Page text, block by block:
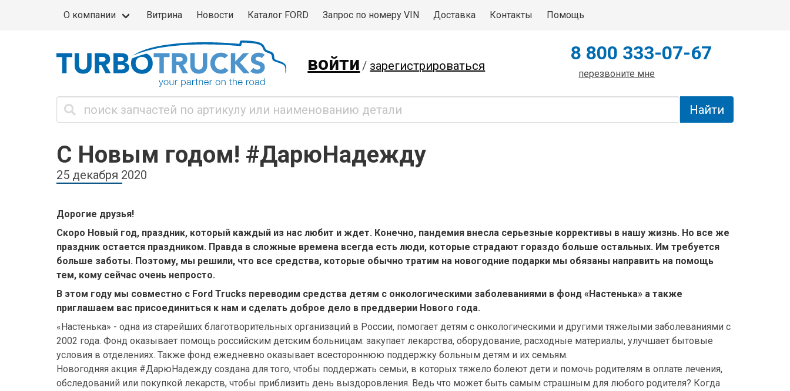
О компании Витрина Новости Каталог FORD Запрос по номеру VIN Доставка Контакты Помощь
войти / зарегистрироваться
8 800 333-07-67
перезвоните мне
С Новым годом! #ДарюНадежду
25 декабря 2020
Дорогие друзья!
Скоро Новый год, праздник, который каждый из нас любит и ждет. Конечно, пандемия внесла серьезные коррективы в нашу жизнь. Но все же
праздник остается праздником. Правда в сложные времена всегда есть люди, которые страдают гораздо больше остальных. Им требуется
больше заботы. Поэтому, мы решили, что все средства, которые обычно тратим на новогодние подарки мы обязаны направить на помощь
тем, кому сейчас очень непросто.
В этом году мы совместно с Ford Trucks переводим средства детям с онкологическими заболеваниями в фонд «Настенька» а также
приглашаем вас присоединиться к нам и сделать доброе дело в преддверии Нового года.
«Настенька» - одна из старейших благотворительных организаций в России, помогает детям с онкологическими и другими тяжелыми заболеваниями с
2002 года. Фонд оказывает помощь российским детским больницам: закупает лекарства, оборудование, расходные материалы, улучшает бытовые
условия в отделениях. Также фонд ежедневно оказывает всестороннюю поддержку больным детям и их семьям.
Новогодняя акция #ДарюНадежду создана для того, чтобы поддержать семьи, в которых тяжело болеют дети и помочь родителям в оплате лечения,
обследований или покупкой лекарств, чтобы приблизить день выздоровления. Ведь что может быть самым страшным для любого родителя? Когда